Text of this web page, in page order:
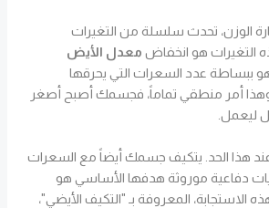
الوزن، تحدث سلسلة من التغيرات
التغيرات هو انخفاض معدل الأيض
ببساطة عدد السعرات التي يحرقها
أمر منطقي تماماً، فجسمك أصبح أصغر
ليعمل.
هذا الحد. يتكيف جسمك أيضاً مع السعرات
دفاعية موروثة هدفها الأساسي هو
الاستجابة، المعروفة بـ "التكيف الأيضي"،